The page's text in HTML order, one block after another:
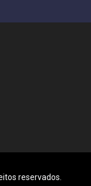
reservados.